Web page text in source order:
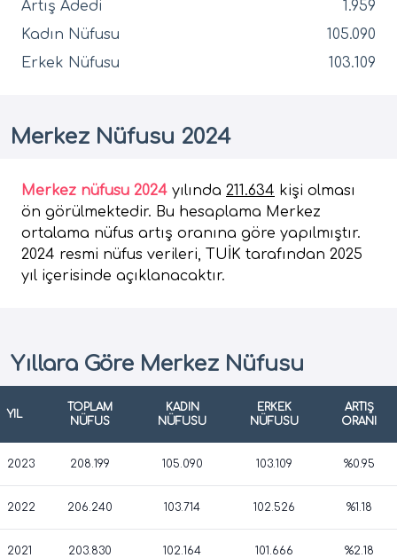
Artış Adedi
1.959
Kadın Nüfusu
105.090
Erkek Nüfusu
103.109
Merkez Nüfusu 2024
Merkez nüfusu 2024 yılında 211.634 kişi olması
ön görülmektedir. Bu hesaplama Merkez
ortalama nüfus artış oranına göre yapılmıştır.
2024 resmi nüfus verileri, TUİK tarafından 2025
yıl içerisinde açıklanacaktır.
Yıllara Göre Merkez Nüfusu
YIL
TOPLAM
NÜFUS
KADIN
NÜFUSU
ERKEK
NÜFUSU
ARTIŞ
ORANI
2023 208.199 105.090 103.109 %0.95
2022 206.240 103.714 102.526 %1.18
2021 203.830 102.164 101.666 %2.18